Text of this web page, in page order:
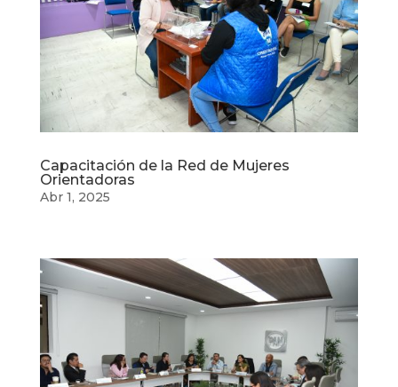
Capacitación de la Red de Mujeres
Orientadoras
Abr 1, 2025